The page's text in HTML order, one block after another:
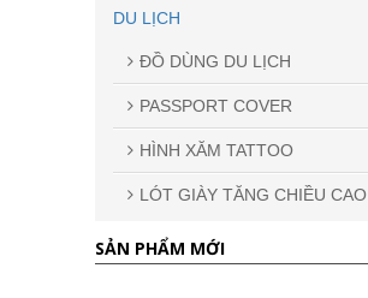
DU LỊCH
ĐỒ DÙNG DU LỊCH
PASSPORT COVER
HÌNH XĂM TATTOO
LÓT GIÀY TĂNG CHIỀU CAO
SẢN PHẨM MỚI